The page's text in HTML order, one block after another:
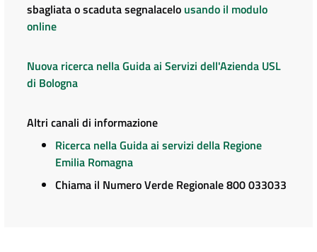
sbagliata o scaduta segnalacelo usando il modulo
online
Nuova ricerca nella Guida ai Servizi dell'Azienda USL
di Bologna
Altri canali di informazione
Ricerca nella Guida ai servizi della Regione
Emilia Romagna
Chiama il Numero Verde Regionale 800 033033